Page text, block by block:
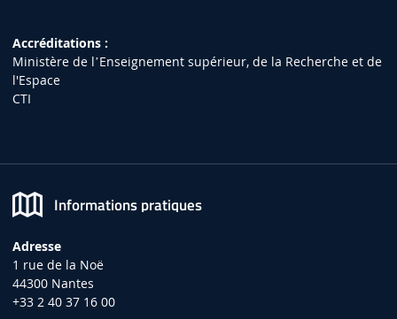
Accréditations :
Ministère de lʼEnseignement supérieur, de la Recherche et de
l'Espace
CTI
Informations pratiques
Adresse
1 rue de la Noë
44300 Nantes
+33 2 40 37 16 00